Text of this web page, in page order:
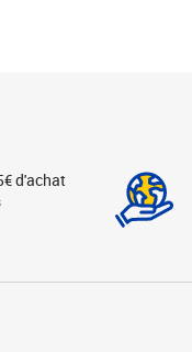
d'achat